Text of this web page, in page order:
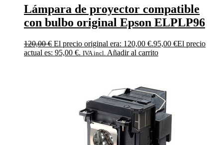
Lámpara de proyector compatible
con bulbo original Epson ELPLP96
120,00€ El precio original era: 120,00 €.95,00 €El precio
actual es: 95,00 €. IVA incl. Añadir al carrito